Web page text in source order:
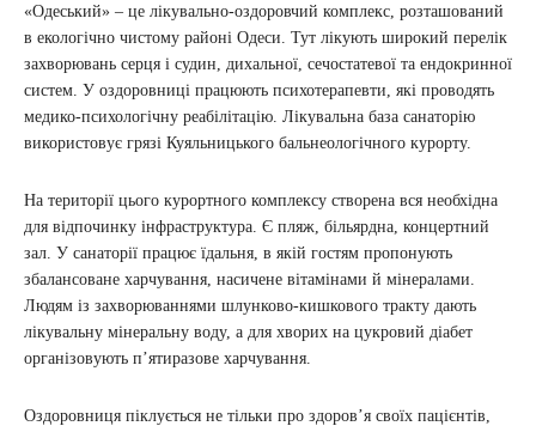
«Одеський» – це лікувально-оздоровчий комплекс, розташований
в екологічно чистому районі Одеси. Тут лікують широкий перелік
захворювань серця і судин, дихальної, сечостатевої та ендокринної
систем. У оздоровниці працюють психотерапевти, які проводять
медико-психологічну реабілітацію. Лікувальна база санаторію
використовує грязі Куяльницького бальнеологічного курорту.
На території цього курортного комплексу створена вся необхідна
для відпочинку інфраструктура. Є пляж, більярдна, концертний
зал. У санаторії працює їдальня, в якій гостям пропонують
збалансоване харчування, насичене вітамінами й мінералами.
Людям із захворюваннями шлунково-кишкового тракту дають
лікувальну мінеральну воду, а для хворих на цукровий діабет
організовують п’ятиразове харчування.
Оздоровниця піклується не тільки про здоров’я своїх пацієнтів,